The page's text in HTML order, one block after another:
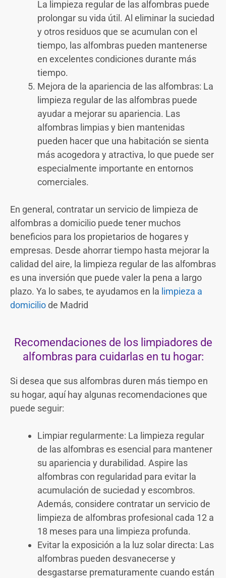
La limpieza regular de las alfombras puede
prolongar su vida útil. Al eliminar la suciedad
y otros residuos que se acumulan con el
tiempo, las alfombras pueden mantenerse
en excelentes condiciones durante más
tiempo.
Mejora de la apariencia de las alfombras: La
limpieza regular de las alfombras puede
ayudar a mejorar su apariencia. Las
alfombras limpias y bien mantenidas
pueden hacer que una habitación se sienta
más acogedora y atractiva, lo que puede ser
especialmente importante en entornos
comerciales.
En general, contratar un servicio de limpieza de
alfombras a domicilio puede tener muchos
beneficios para los propietarios de hogares y
empresas. Desde ahorrar tiempo hasta mejorar la
calidad del aire, la limpieza regular de las alfombras
es una inversión que puede valer la pena a largo
plazo. Ya lo sabes, te ayudamos en la limpieza a
domiciliode Madrid
Recomendaciones de los limpiadores de
alfombras para cuidarlas en tu hogar:
Si desea que sus alfombras duren más tiempo en
su hogar, aquí hay algunas recomendaciones que
puede seguir:
Limpiar regularmente: La limpieza regular
de las alfombras es esencial para mantener
su apariencia y durabilidad. Aspire las
alfombras con regularidad para evitar la
acumulación de suciedad y escombros.
Además, considere contratar un servicio de
limpieza de alfombras profesional cada 12 a
18 meses para una limpieza profunda.
Evitar la exposición a la luz solar directa: Las
alfombras pueden desvanecerse y
desgastarse prematuramente cuando están